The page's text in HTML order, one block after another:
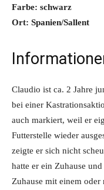
Farbe: schwarz
Ort: Spanien/Sallent
Claudio ist ca. 2 Jahre
bei einer
auch markiert, weil er
Futterstelle wieder
zeigte er sich nicht
hatte er ein Zuhause
Zuhause mit einem